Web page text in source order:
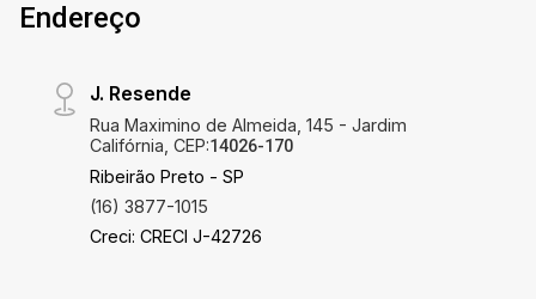
Endereço
J. Resende
Rua Maximino de Almeida, 145 - Jardim
Califórnia, CEP:14026-170
Ribeirão Preto - SP
(16) 3877-1015
Creci: CRECI J-42726